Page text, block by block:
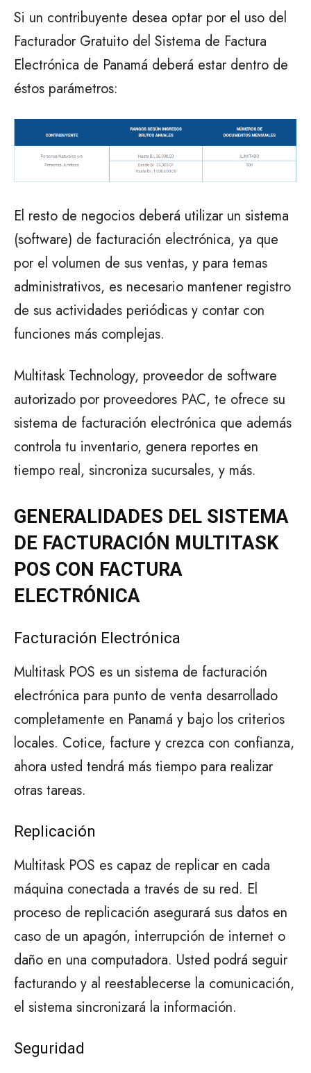
Si un contribuyente desea optar por el uso del
Facturador Gratuito del Sistema de Factura
Electrónica de Panamá deberá estar dentro de
éstos parámetros:
El resto de negocios deberá utilizar un sistema
(software) de facturación electrónica, ya que
por el volumen de sus ventas, y para temas
administrativos, es necesario mantener registro
de sus actividades periódicas y contar con
funciones más complejas.
Multitask Technology, proveedor de software
autorizado por proveedores PAC, te ofrece su
sistema de facturación electrónica que además
controla tu inventario, genera reportes en
tiempo real, sincroniza sucursales, y más.
GENERALIDADES DEL SISTEMA
DE FACTURACIÓN MULTITASK
POS CON FACTURA
ELECTRÓNICA
Facturación Electrónica
Multitask POS es un sistema de facturación
electrónica para punto de venta desarrollado
completamente en Panamá y bajo los criterios
locales. Cotice, facture y crezca con confianza,
ahora usted tendrá más tiempo para realizar
otras tareas.
Replicación
Multitask POS es capaz de replicar en cada
máquina conectada a través de su red. El
proceso de replicación asegurará sus datos en
caso de un apagón, interrupción de internet o
daño en una computadora. Usted podrá seguir
facturando y al reestablecerse la comunicación,
el sistema sincronizará la información.
Seguridad